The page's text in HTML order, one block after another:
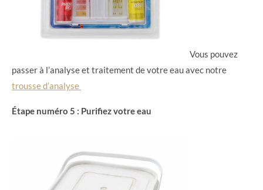
Vous pouvez
passer à l’analyse et traitement de votre eau avec notre
trousse d’analyse
Étape numéro 5 : Purifiez votre eau